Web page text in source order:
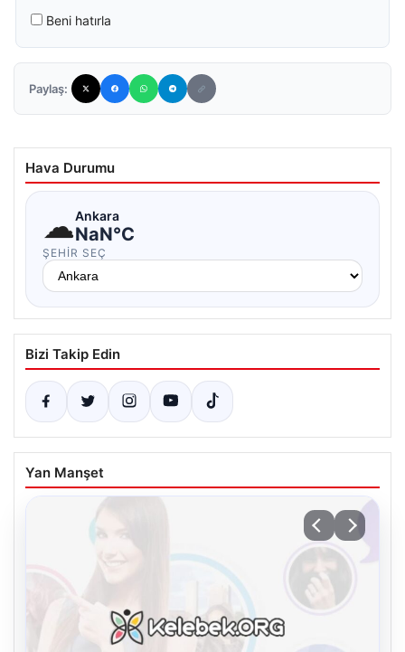
Beni hatırla
Paylaş:
Hava Durumu
☁Ankara
NaN°C
ŞEHIR SEÇ
Bizi Takip Edin
Yan Manşet